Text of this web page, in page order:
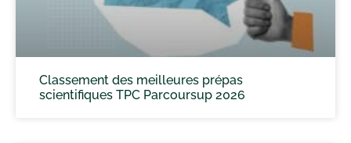
Classement des meilleures prépas
scientifiques TPC Parcoursup 2026